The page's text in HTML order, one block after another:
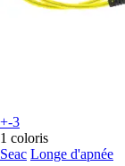
+-3
1 coloris
Seac Longe d'apnée